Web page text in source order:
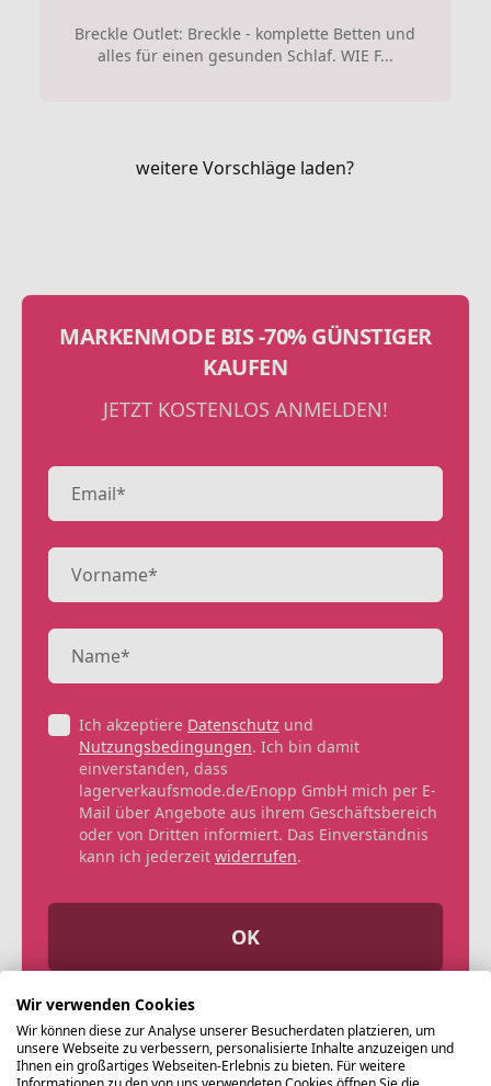
Breckle Outlet: Breckle - komplette Betten und
alles für einen gesunden Schlaf. WIE F...
weitere Vorschläge laden?
MARKENMODE BIS -70% GÜNSTIGER
KAUFEN
JETZT KOSTENLOS ANMELDEN!
Ich akzeptiere Datenschutz und
Nutzungsbedingungen. Ich bin damit
einverstanden, dass
lagerverkaufsmode.de/Enopp GmbH mich per E-
Mail über Angebote aus ihrem Geschäftsbereich
oder von Dritten informiert. Das Einverständnis
kann ich jederzeit widerrufen.
OK
Wir verwenden Cookies
Wir können diese zur Analyse unserer Besucherdaten platzieren, um
unsere Webseite zu verbessern, personalisierte Inhalte anzuzeigen und
Ihnen ein großartiges Webseiten-Erlebnis zu bieten. Für weitere